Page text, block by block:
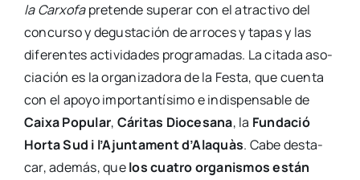
la Car­xo­fapre­ten­de supe­rar con el atrac­ti­vo del
con­cur­so y degus­ta­ción de arro­ces y tapas y las
dife­ren­tes acti­vi­da­des pro­gra­ma­das. La cita­da aso­
cia­ción es la orga­ni­za­do­ra de la Fes­ta, que cuen­ta
con el apo­yo impor­tan­tí­si­mo e indis­pen­sa­ble de
Cai­xa Popu­lar, Cári­tas Dio­ce­sa­na, la Fun­da­ció
Hor­ta Sud i l’Ajuntament d’Alaquàs. Cabe des­ta­
car, ade­más, quelos cua­tro orga­nis­mos están